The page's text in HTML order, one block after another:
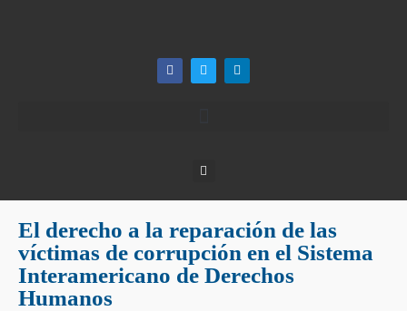
El derecho a la reparación de las
víctimas de corrupción en el Sistema
Interamericano de Derechos
Humanos